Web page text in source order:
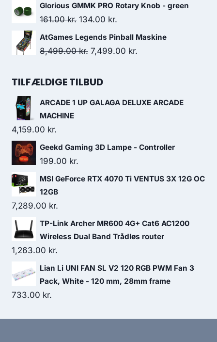
price
was:
price
is:
Glorious GMMK PRO Rotary Knob - green
161.00kr. Original
price
was:
134.00 kr.
price
is:
AtGames Legends Pinball Maskine
8,499.00kr. Original
was:
7,499.00 kr.
TILFÆLDIGE TILBUD
ARCADE 1 UP GALAGA DELUXE ARCADE
MACHINE
4,159.00 kr.
Geekd Gaming 3D Lampe - Controller
199.00 kr.
MSI GeForce RTX 4070 Ti VENTUS 3X 12G OC
12GB
7,289.00 kr.
TP-Link Archer MR600 4G+ Cat6 AC1200
Wireless Dual Band Trådløs router
1,263.00 kr.
Lian Li UNI FAN SL V2 120 RGB PWM Fan 3
Pack, White - 120 mm, 28mm frame
733.00 kr.